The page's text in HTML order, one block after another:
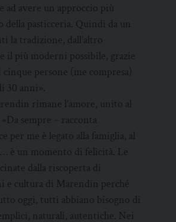
avere un approccio più
della pasticceria. Quindi da un
la tradizione, dall’altro
il più moderni possibile, grazie
cinque persone (me compresa)
30 anni».
rimane l’amore, unito al
sempre – racconta
per me è legato alla famiglia, al
è un momento di felicità. Le
dalla riscoperta di
e cultura di Marendin perché
oggi, tutti abbiano bisogno di
naturali, autentiche. Nei